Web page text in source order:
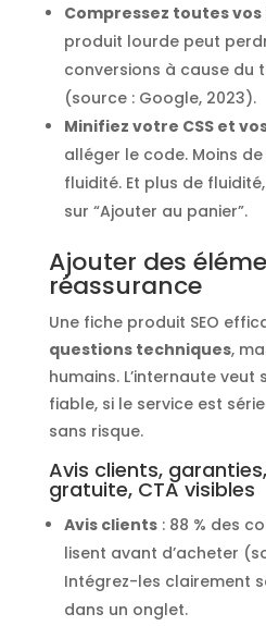
Compressez toutes vos
produit lourde peut
conversions à cause du
(source : Google, 2023).
Minifiez votre CSS et
alléger le code. Moins
fluidité. Et plus de
sur “Ajouter au panier”.
Ajouter des
réassurance
Une fiche produit SEO
questions techniques,
humains. L’internaute
fiable, si le service est
sans risque.
Avis clients,
gratuite, CTA visibles
Avis clients: 88 % des
lisent avant d’acheter
Intégrez-les clairement
dans un onglet.